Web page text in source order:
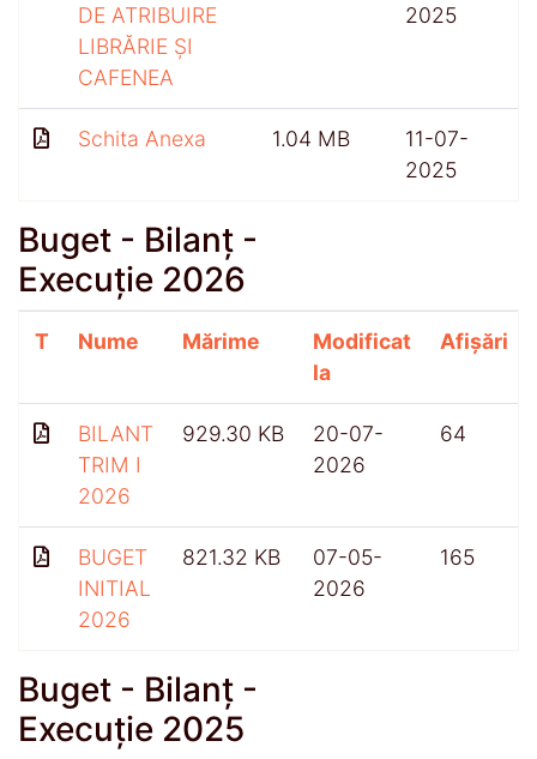
DE ATRIBUIRE
LIBRĂRIE ȘI
CAFENEA
2025
Schita Anexa 1.04 MB
11-07-
2025
Buget - Bilanț -
Execuție 2026
T Nume Mărime
Modificat
la
Afișări
BILANT
TRIM I
2026
929.30 KB
20-07-
2026
64
BUGET
INITIAL
2026
821.32 KB
07-05-
2026
165
Buget - Bilanț -
Execuție 2025